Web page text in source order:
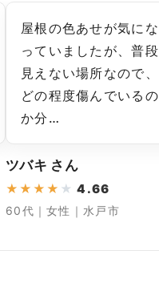
屋根の色あせが気にな
っていましたが、普段
見えない場所なので、
どの程度傷んでいるの
か分…
ツバキ さん
★ ★ ★ ★ ★ 4.66
60代｜女性｜水戸市